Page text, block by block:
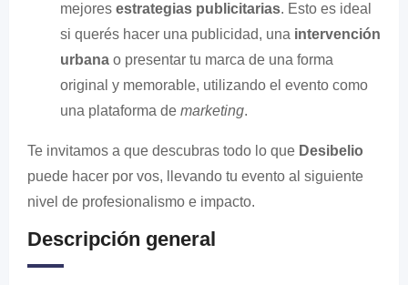
mejores estrategias publicitarias. Esto es ideal
si querés hacer una publicidad, una intervención
urbana o presentar tu marca de una forma
original y memorable, utilizando el evento como
una plataforma de marketing.
Te invitamos a que descubras todo lo que Desibelio
puede hacer por vos, llevando tu evento al siguiente
nivel de profesionalismo e impacto.
Descripción general